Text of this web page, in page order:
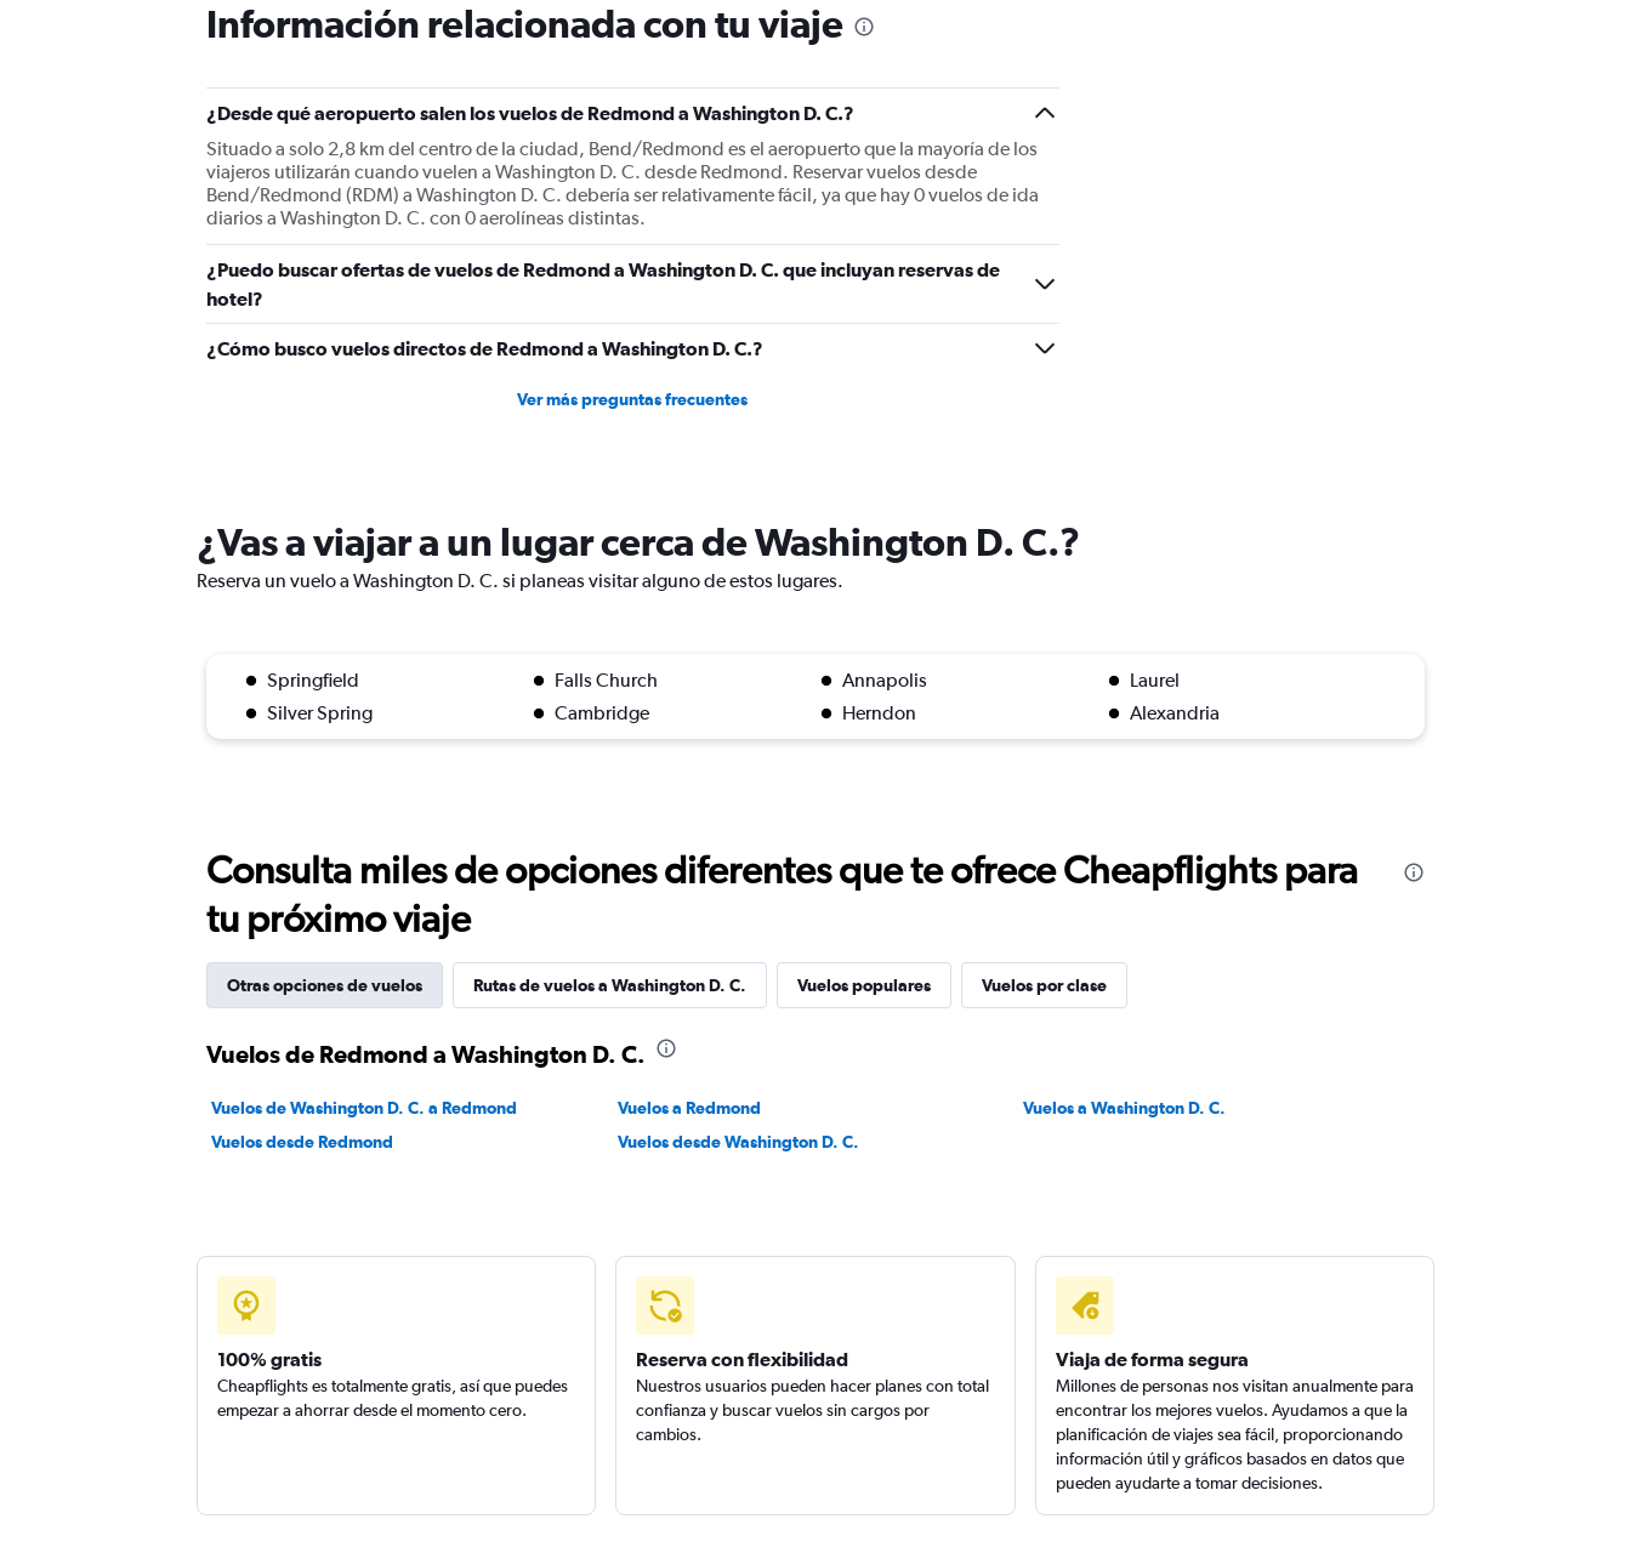
chart
has
Y
axis
displaying
values.
Range:
0
to
750.
Información relacionada con tu viaje
¿Desde qué aeropuerto salen los vuelos de Redmond a Washington D. C.?
Situado a solo 2,8 km del centro de la ciudad, Bend/Redmond es el aeropuerto que la mayoría de los
viajeros utilizarán cuando vuelen a Washington D. C. desde Redmond. Reservar vuelos desde
Bend/Redmond (RDM) a Washington D. C. debería ser relativamente fácil, ya que hay 0 vuelos de ida
diarios a Washington D. C. con 0 aerolíneas distintas.
¿Puedo buscar ofertas de vuelos de Redmond a Washington D. C. que incluyan reservas de
hotel?
¿Cómo busco vuelos directos de Redmond a Washington D. C.?
Ver más preguntas frecuentes
¿Vas a viajar a un lugar cerca de Washington D. C.?
Reserva un vuelo a Washington D. C. si planeas visitar alguno de estos lugares.
Springfield Falls Church Annapolis
Laurel
Silver Spring
Cambridge Herndon Alexandria
Consulta miles de opciones diferentes que te ofrece Cheapflights para
tu próximo viaje
Otras opciones de vuelos Rutas de vuelos a Washington D. C. Vuelos populares Vuelos por clase
Vuelos de Redmond a Washington D. C.
Vuelos de Washington D. C. a Redmond Vuelos a Redmond
Vuelos a Washington D. C.
Vuelos desde Redmond
Vuelos desde Washington D. C.
100% gratis
Cheapflights es totalmente gratis, así que puedes
empezar a ahorrar desde el momento cero.
Reserva con flexibilidad
Nuestros usuarios pueden hacer planes con total
confianza y buscar vuelos sin cargos por
cambios.
Viaja de forma segura
Millones de personas nos visitan anualmente para
encontrar los mejores vuelos. Ayudamos a que la
planificación de viajes sea fácil, proporcionando
información útil y gráficos basados en datos que
pueden ayudarte a tomar decisiones.